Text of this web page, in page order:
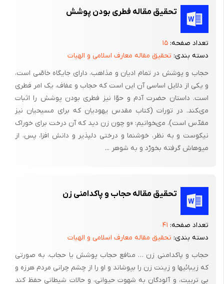
تحقیق مقاله فطرى بودن پوشش
تعداد صفحه: ۱۵
دسته بندی: تحقیق مقاله معارف اسلامی و الهیات
حجاب و پوشش در تمام ادیان و مذاهب، داراى جایگاه خاصّى است،
و یکى از دلایل اساسى آن این است که حجاب و عفاف، یک امر فطرى
است. داستان حضرت آدم و حوّا نیز فطرى بودن پوشش را اثبات
مى‏کند. در تورات (کتاب مقدس یهودیان که براى مسیحیان نیز
مقدّس است)، مى‏خوانیم: «و چون زن دید که آن درخت براى خوراک
نیکوست و به نظر، خوش‏نما و درختى دلپذیر و دانش افزا، پس، از
میوه‏اش گرفته بخورْد و به شوهر ...
تحقیق مقاله حجاب و پاکدامنى زن
تعداد صفحه: ۴۱
دسته بندی: تحقیق مقاله معارف اسلامی و الهیات
حجاب و پاکدامنى زن … منافع حجاب پوشش یا حجاب، به صورتى
که زیبائیها و زینت زن را بپوشاند و او را از چشم چرانى مردم هرزه و
بى تربیت، و آلودگان به شهوت حیوانى، و حالات شیطانى حفظ کند